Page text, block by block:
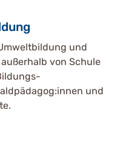
und
von Schule
und